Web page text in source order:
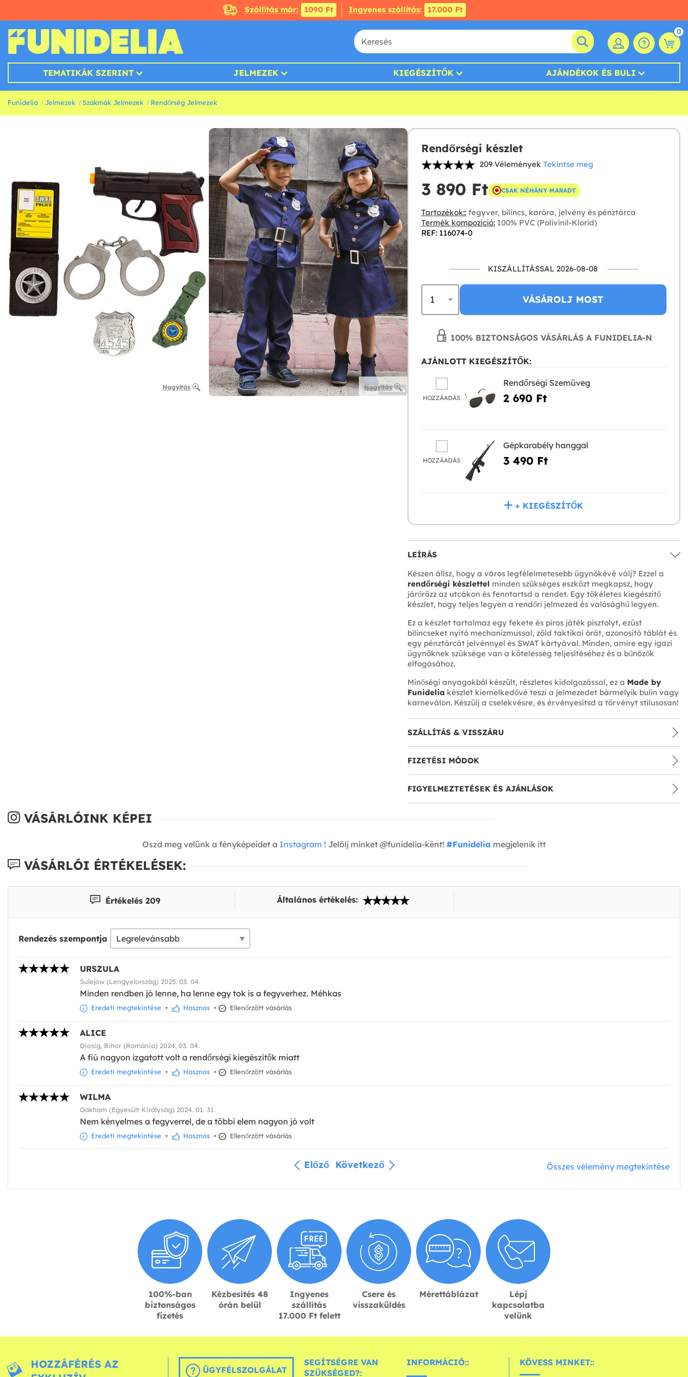
Szállítás már: 1090 Ft Ingyenes szállítás: 17.000 Ft
0
TEMATIKÁK SZERINT JELMEZEK KIEGÉSZÍTŐK AJÁNDÉKOK ÉS BULI
Funidelia Jelmezek Szakmák Jelmezek Rendőrség Jelmezek
Nagyítás Nagyítás
Rendőrségi készlet
209 Vélemények Tekintse meg
3 890 Ft‎ CSAK NÉHÁNY MARADT
Tartozékok::fegyver, bilincs, karóra, jelvény és pénztárca
Termék kompozíció:100% PVC (Polivinil-Klorid)
REF: 116074-0
KISZÁLLÍTÁSSAL 2026-08-08
VÁSÁROLJ MOST
100% BIZTONSÁGOS VÁSÁRLÁS A FUNIDELIA-N
AJÁNLOTT KIEGÉSZÍTŐK:
HOZZÁADÁS
Rendőrségi Szemüveg
2 690 Ft‎
HOZZÁADÁS
Gépkarabély hanggal
3 490 Ft‎
+ KIEGÉSZÍTŐK
LEÍRÁS
Készen állsz, hogy a város legfélelmetesebb ügynökévé válj? Ezzel a
rendőrségi készlettel minden szükséges eszközt megkapsz, hogy
járőrözz az utcákon és fenntartsd a rendet. Egy tökéletes kiegészítő
készlet, hogy teljes legyen a rendőri jelmezed és valósághű legyen.
Ez a készlet tartalmaz egy fekete és piros játék pisztolyt, ezüst
bilincseket nyitó mechanizmussal, zöld taktikai órát, azonosító táblát és
egy pénztárcát jelvénnyel és SWAT kártyával. Minden, amire egy igazi
ügynöknek szüksége van a kötelesség teljesítéséhez és a bűnözők
elfogásához.
Minőségi anyagokból készült, részletes kidolgozással, ez a Made by
Funidelia készlet kiemelkedővé teszi a jelmezedet bármelyik bulin vagy
karneválon. Készülj a cselekvésre, és érvényesítsd a törvényt stílusosan!
SZÁLLÍTÁS & VISSZÁRU
FIZETÉSI MÓDOK
FIGYELMEZTETÉSEK ÉS AJÁNLÁSOK
VÁSÁRLÓINK KÉPEI
Oszd meg velünk a fényképeidet a Instagram ! Jelölj minket @funidelia-ként! #Funidelia megjelenik itt
VÁSÁRLÓI ÉRTÉKELÉSEK:
Értékelés 209 Általános értékelés:
Rendezés szempontja
URSZULA
Sulejów (Lengyelország) 2025. 03. 04.
Minden rendben jó lenne, ha lenne egy tok is a fegyverhez. Méhkas
Eredeti megtekintése • Hasznos • Ellenőrzött vásárlás
ALICE
Diosig, Bihor (Románia) 2024. 03. 04.
A fiú nagyon izgatott volt a rendőrségi kiegészítők miatt
Eredeti megtekintése • Hasznos • Ellenőrzött vásárlás
WILMA
Oakham (Egyesült Királyság) 2024. 01. 31.
Nem kényelmes a fegyverrel, de a többi elem nagyon jó volt
Eredeti megtekintése • Hasznos • Ellenőrzött vásárlás
Előző Következő Összes vélemény megtekintése
100%-ban
biztonságos
fizetés
Kézbesítés 48
órán belül
Ingyenes
szállítás
17.000 Ft felett
Csere és
visszaküldés
Mérettáblázat
Lépj
kapcsolatba
velünk
HOZZÁFÉRÉS AZ
ÜGYFÉLSZOLGÁLAT
SEGÍTSÉGRE VAN
SZÜKSÉGED?:
INFORMÁCIÓ:: KÖVESS MINKET::